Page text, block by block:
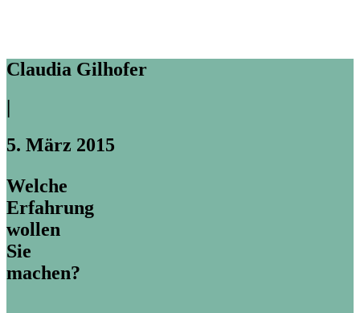
Claudia Gilhofer
5. März 2015
Welche
Erfahrung
wollen
Sie
machen?